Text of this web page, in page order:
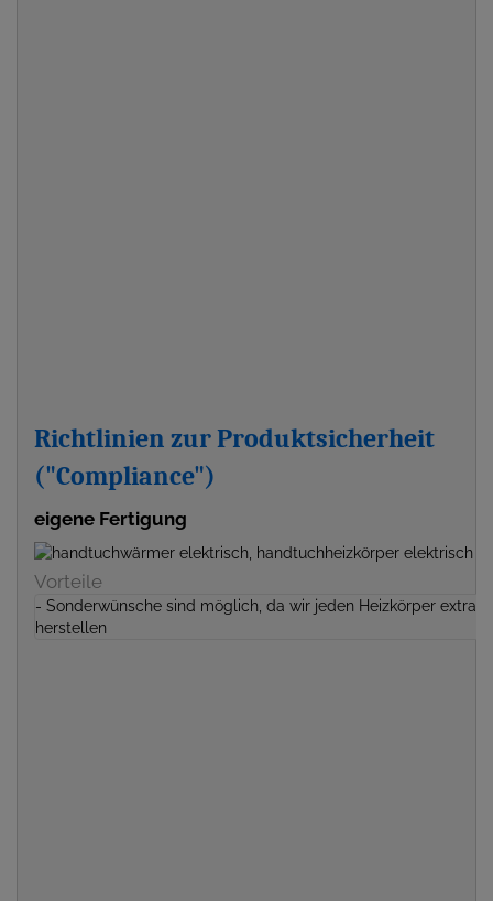
Richtlinien zur Produktsicherheit
("Compliance")
eigene Fertigung
Vorteile
- Sonderwünsche sind möglich, da wir jeden Heizkörper extra
herstellen